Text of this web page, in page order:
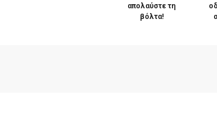
απολαύστε τη
βόλτα!